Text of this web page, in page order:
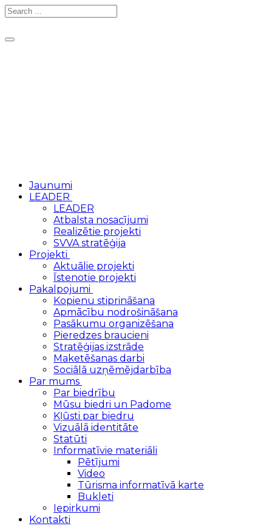
Toggle
Jaunumi
LEADER
LEADER
Atbalsta nosacījumi
Realizētie projekti
SVVA stratēģija
Projekti
Aktuālie projekti
Īstenotie projekti
Pakalpojumi
Kopienu stiprināšana
Apmācību nodrošināšana
Pasākumu organizēšana
Pieredzes braucieni
Stratēģijas izstrāde
Maketēšanas darbi
Sociālā uzņēmējdarbība
Par mums
Par biedrību
Mūsu biedri un Padome
Kļūsti par biedru
Vizuālā identitāte
Statūti
Informatīvie materiāli
Pētījumi
Video
Tūrisma informatīvā karte
Bukleti
Iepirkumi
Kontakti